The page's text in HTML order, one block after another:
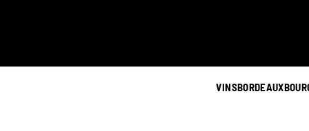
VINSBORDEAUX